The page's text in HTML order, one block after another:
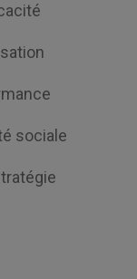
sociale